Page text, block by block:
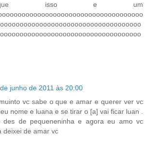
isso e um
junho de 2011 às 20:00
vc sabe o que e amar e querer ver vc
nome e luana e se tirar o [a] vai ficar luan .
des de pequeneninha e agora eu amo vc
deixei de amar vc